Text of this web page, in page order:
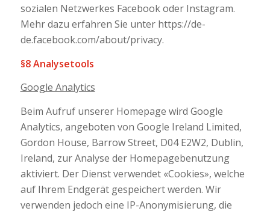
sozialen Netzwerkes Facebook oder Instagram.
Mehr dazu erfahren Sie unter https://de-
de.facebook.com/about/privacy.
§8 Analysetools
Google Analytics
Beim Aufruf unserer Homepage wird Google
Analytics, angeboten von Google Ireland Limited,
Gordon House, Barrow Street, D04 E2W2, Dublin,
Ireland, zur Analyse der Homepagebenutzung
aktiviert. Der Dienst verwendet «Cookies», welche
auf Ihrem Endgerät gespeichert werden. Wir
verwenden jedoch eine IP-Anonymisierung, die